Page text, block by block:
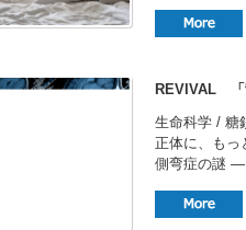
REVIVAL 「
生命科学 / 糖
正体に、もっ
側弯症の謎 ―